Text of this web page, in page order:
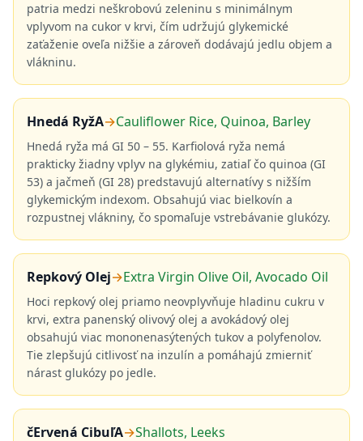
patria medzi neškrobovú zeleninu s minimálnym
vplyvom na cukor v krvi, čím udržujú glykemické
zaťaženie oveľa nižšie a zároveň dodávajú jedlu objem a
vlákninu.
Hnedá RyžA→Cauliflower Rice, Quinoa, Barley
Hnedá ryža má GI 50 – 55. Karfiolová ryža nemá
prakticky žiadny vplyv na glykémiu, zatiaľ čo quinoa (GI
53) a jačmeň (GI 28) predstavujú alternatívy s nižším
glykemickým indexom. Obsahujú viac bielkovín a
rozpustnej vlákniny, čo spomaľuje vstrebávanie glukózy.
Repkový Olej→Extra Virgin Olive Oil, Avocado Oil
Hoci repkový olej priamo neovplyvňuje hladinu cukru v
krvi, extra panenský olivový olej a avokádový olej
obsahujú viac mononenasýtených tukov a polyfenolov.
Tie zlepšujú citlivosť na inzulín a pomáhajú zmierniť
nárast glukózy po jedle.
čErvená CibuľA→Shallots, Leeks